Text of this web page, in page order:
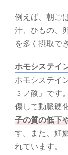
例えば、朝ご
汁、ひもの、
を多く摂取で
ホモシステイ
ホモシステイ
ミノ酸」です
傷して動脈硬
子の質の低下
す。また、妊
れています。